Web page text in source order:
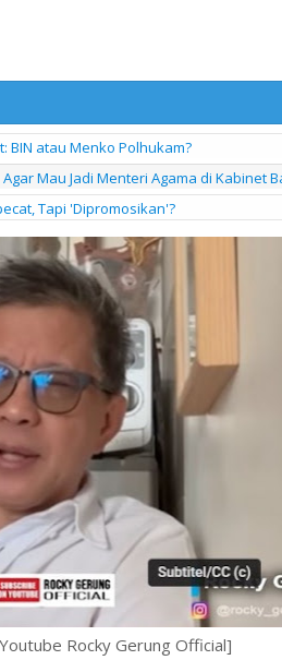
BIN atau Menko Polhukam?
Mau Jadi Menteri Agama di Kabinet
Tapi 'Dipromosikan'?
Rocky Gerung Official]